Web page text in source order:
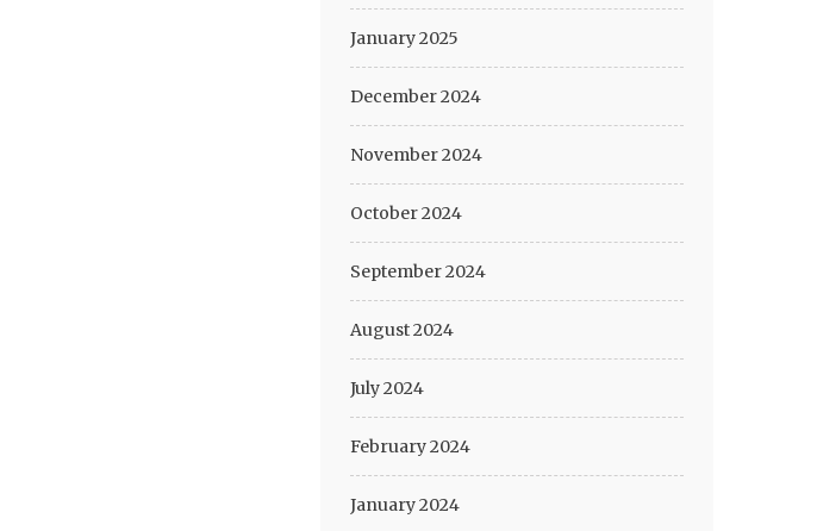
January 2025
December 2024
November 2024
October 2024
September 2024
August 2024
July 2024
February 2024
January 2024